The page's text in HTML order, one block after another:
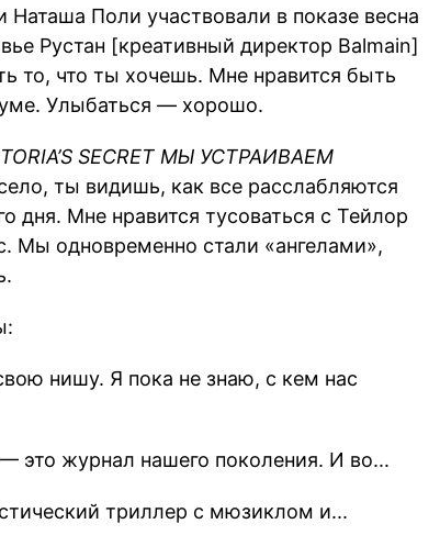
Наташа Поли участвовали в показе весна
Рустан [креативный директор Balmain]
то, что ты хочешь. Мне нравится быть
Улыбаться — хорошо.
SECRET МЫ УСТРАИВАЕМ
ты видишь, как все расслабляются
дня. Мне нравится тусоваться с Тейлор
Мы одновременно стали «ангелами»,
нишу. Я пока не знаю, с кем нас
это журнал нашего поколения. И во...
триллер с мюзиклом и...